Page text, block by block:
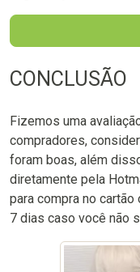
CONCLUSÃO
Fizemos uma
compradores,
foram boas, além
diretamente pela
para compra no
7 dias caso você não